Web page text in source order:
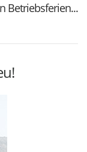
Betriebsferien...